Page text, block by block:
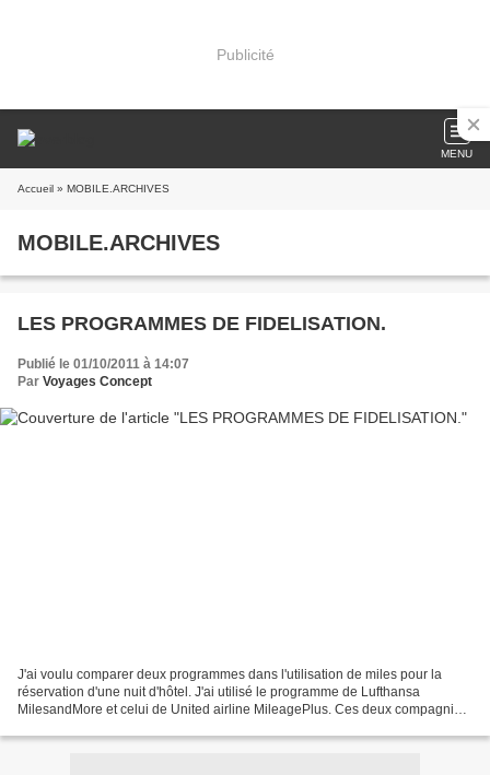
Publicité
MENU
Accueil » MOBILE.ARCHIVES
MOBILE.ARCHIVES
LES PROGRAMMES DE FIDELISATION.
Publié le 01/10/2011 à 14:07
Par Voyages Concept
J'ai voulu comparer deux programmes dans l'utilisation de miles pour la
réservation d'une nuit d'hôtel. J'ai utilisé le programme de Lufthansa
MilesandMore et celui de United airline MileagePlus. Ces deux compagnies